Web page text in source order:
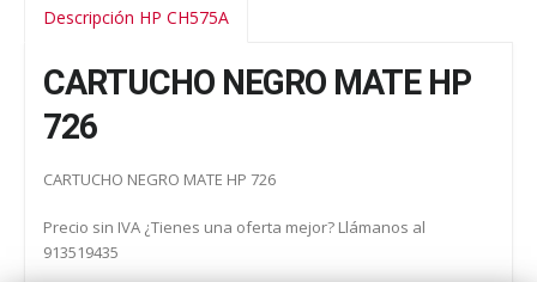
Descripción HP CH575A
CARTUCHO NEGRO MATE HP
726
CARTUCHO NEGRO MATE HP 726
Precio sin IVA ¿Tienes una oferta mejor? Llámanos al
913519435